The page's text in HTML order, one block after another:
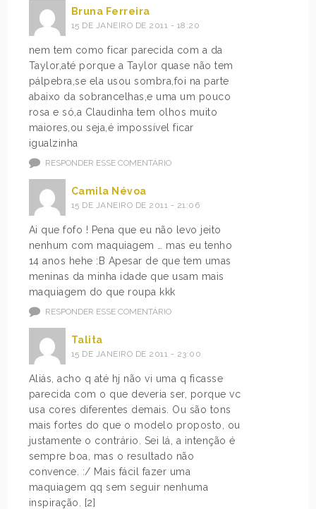
Bruna Ferreira
15 DE JANEIRO DE 2011 - 18:20
nem tem como ficar parecida com a da
Taylor,até porque a Taylor quase não tem
pálpebra,se ela usou sombra,foi na parte
abaixo da sobrancelhas,e uma um pouco
rosa e só,a Claudinha tem olhos muito
maiores,ou seja,é impossível ficar
igualzinha
RESPONDER ESSE COMENTÁRIO
Camila Névoa
15 DE JANEIRO DE 2011 - 21:06
Ai que fofo ! Pena que eu não levo jeito
nenhum com maquiagem … mas eu tenho
14 anos hehe :B Apesar de que tem umas
meninas da minha idade que usam mais
maquiagem do que roupa kkk
RESPONDER ESSE COMENTÁRIO
Talita
15 DE JANEIRO DE 2011 - 23:00
Aliás, acho q até hj não vi uma q ficasse
parecida com o que deveria ser, porque vc
usa cores diferentes demais. Ou são tons
mais fortes do que o modelo proposto, ou
justamente o contrário. Sei lá, a intenção é
sempre boa, mas o resultado não
convence. :/ Mais fácil fazer uma
maquiagem qq sem seguir nenhuma
inspiração. [2]